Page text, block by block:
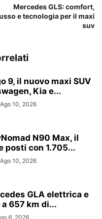
Mercedes GLS: comfort,
e tecnologia per il maxi
suv
9, il nuovo maxi SUV
Kia e...
Ago 10, 2026
N90 Max, il
posti con 1.705...
Ago 10, 2026
GLA elettrica e
657 km di...
6, 2026